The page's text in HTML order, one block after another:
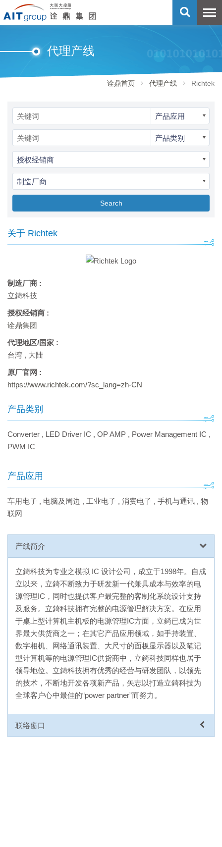
代理产线
诠鼎首页 代理产线 Richtek
产品应用
产品类别
授权经销商
制造厂商
Search
关于 Richtek
制造厂商 :
立錡科技
授权经销商 :
诠鼎集团
代理地区/国家 :
台湾 , 大陆
原厂官网 :
https://www.richtek.com/?sc_lang=zh-CN
产品类别
Converter , LED Driver IC , OP AMP , Power Management IC ,
PWM IC
产品应用
车用电子 , 电脑及周边 , 工业电子 , 消费电子 , 手机与通讯 , 物
联网
产线简介
立錡科技为专业之模拟 IC 设计公司，成立于1998年。自成
立以来，立錡不断致力于研发新一代兼具成本与效率的电
源管理IC，同时也提供客户最完整的客制化系统设计支持
及服务。立錡科技拥有完整的电源管理解决方案。在应用
于桌上型计算机主机板的电源管理IC方面，立錡已成为世
界最大供货商之一；在其它产品应用领域，如手持装置、
数字相机、网络通讯装置、大尺寸的面板显示器以及笔记
型计算机等的电源管理IC供货商中，立錡科技同样也居于
领导地位。立錡科技拥有优秀的经营与研发团队，以领先
的技术，不断地开发各项新产品，矢志以打造立錡科技为
全球客户心中最佳的“power partner”而努力。
联络窗口